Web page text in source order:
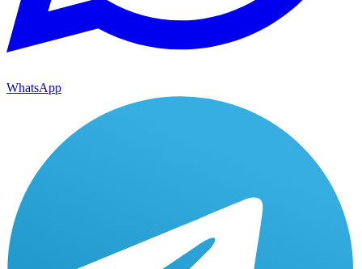
WhatsApp